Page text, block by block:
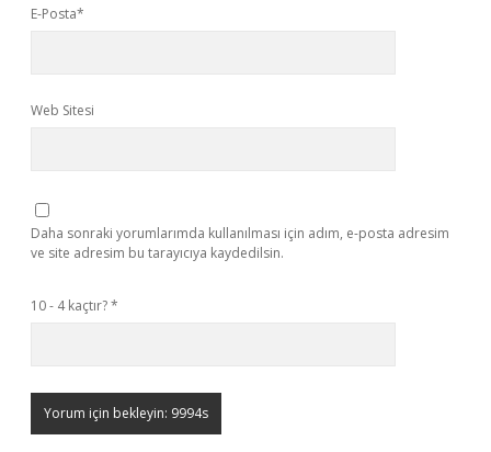
E-Posta*
Web Sitesi
Daha sonraki yorumlarımda kullanılması için adım, e-posta adresim
ve site adresim bu tarayıcıya kaydedilsin.
10 - 4 kaçtır?*